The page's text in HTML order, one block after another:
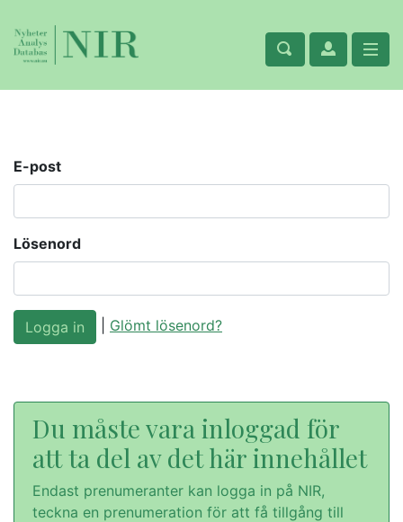
E-post
Lösenord
Glömt lösenord?
Du måste vara inloggad för
att ta del av det här innehållet
Endast prenumeranter kan logga in på NIR,
teckna en prenumeration för att få tillgång till